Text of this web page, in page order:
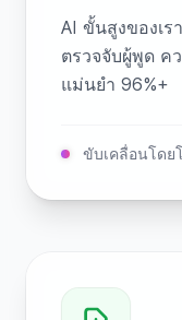
AI ขั้นสูงของเร
ตรวจจับผู้พูด ค
แม่นยำ 96%+
ขับเคลื่อนโดย